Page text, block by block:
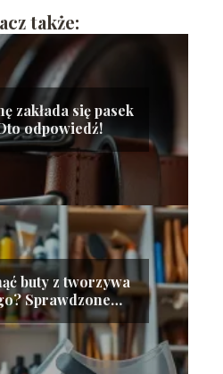
także:
zakłada się pasek
odpowiedź!
buty z tworzywa
Sprawdzone
metody